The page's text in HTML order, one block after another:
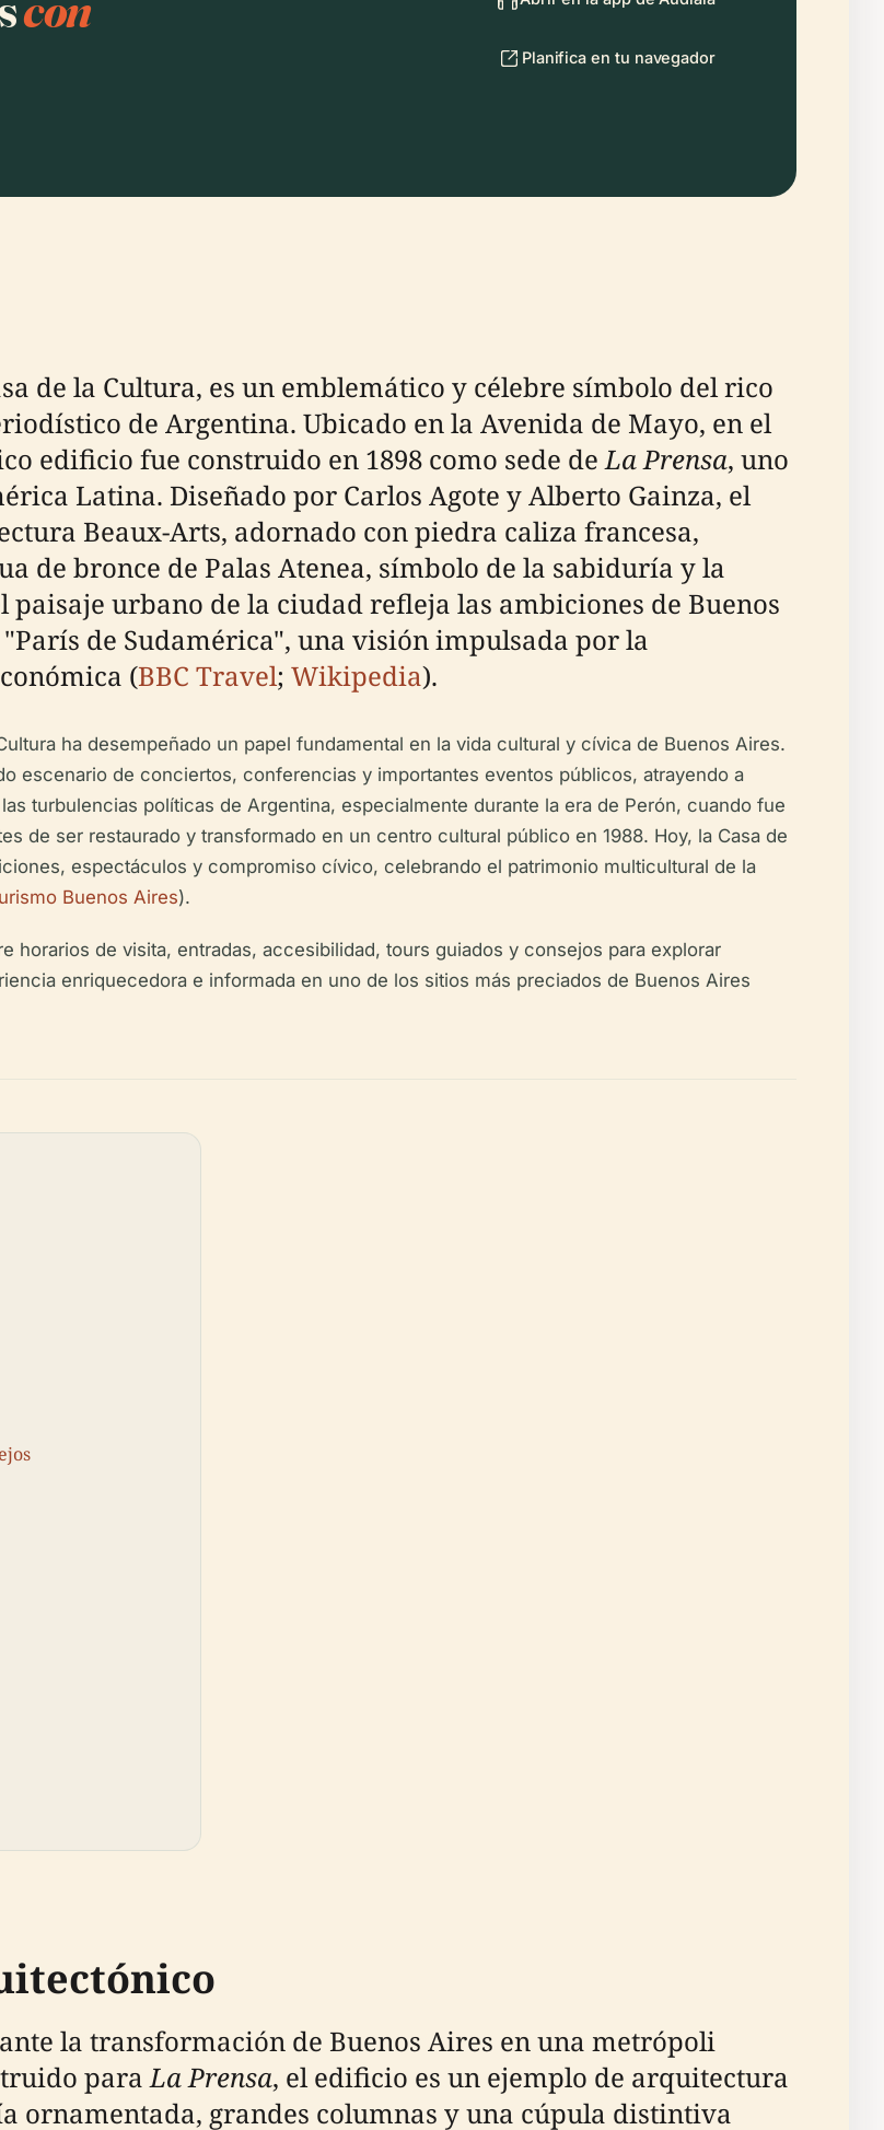
Planifica en tu navegador
de la Cultura, es un emblemático y célebre símbolo del rico
de Argentina. Ubicado en la Avenida de Mayo, en el
edificio fue construido en 1898 como sede deLa Prensa, uno
Latina. Diseñado por Carlos Agote y Alberto Gainza, el
Beaux-Arts, adornado con piedra caliza francesa,
de bronce de Palas Atenea, símbolo de la sabiduría y la
urbano de la ciudad refleja las ambiciones de Buenos
de Sudamérica", una visión impulsada por la
(BBC Travel; Wikipedia).
ha desempeñado un papel fundamental en la vida cultural y cívica de Buenos Aires.
escenario de conciertos, conferencias y importantes eventos públicos, atrayendo a
turbulencias políticas de Argentina, especialmente durante la era de Perón, cuando fue
de ser restaurado y transformado en un centro cultural público en 1988. Hoy, la Casa de
espectáculos y compromiso cívico, celebrando el patrimonio multicultural de la
Buenos Aires).
horarios de visita, entradas, accesibilidad, tours guiados y consejos para explorar
enriquecedora e informada en uno de los sitios más preciados de Buenos Aires
la transformación de Buenos Aires en una metrópoli
paraLa Prensa, el edificio es un ejemplo de arquitectura
ornamentada, grandes columnas y una cúpula distintiva